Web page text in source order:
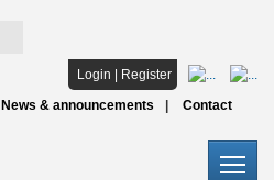
Login | Register
News & announcements
Contact